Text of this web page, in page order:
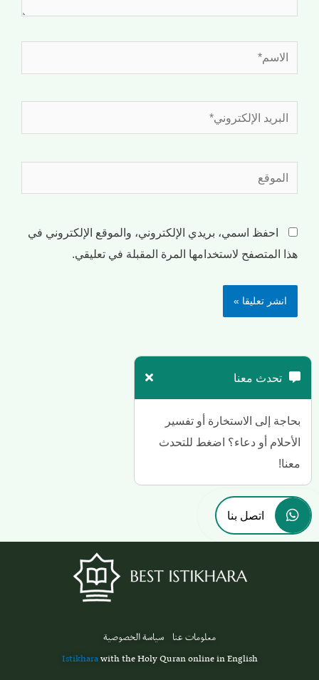
احفظ اسمي، بريدي الإلكتروني، والموقع الإلكتروني في
هذا المتصفح لاستخدامها المرة المقبلة في تعليقي.
تحدث معنا
بحاجة إلى الاستخارة أو تفسير
الأحلام أو دعاء؟ اضغط للتحدث
معنا!
اتصل بنا
معلومات عنا سياسة الخصوصية
Istikharawith the Holy Quran online in English